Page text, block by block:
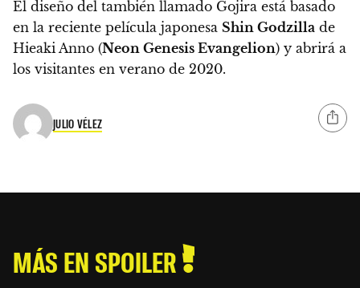
El diseño del también llamado Gojira está basado
en la reciente película japonesa Shin Godzilla de
Hieaki Anno (Neon Genesis Evangelion) y abrirá a
los visitantes en verano de 2020.
JULIO VÉLEZ
MÁS EN SPOILER